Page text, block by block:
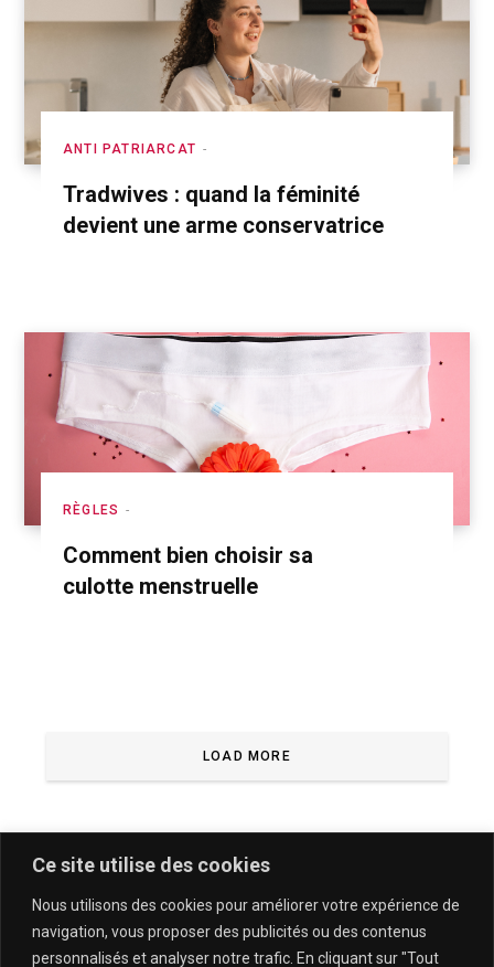
Ce site utilise des cookies
Nous utilisons des cookies pour améliorer votre expérience de
navigation, vous proposer des publicités ou des contenus
personnalisés et analyser notre trafic. En cliquant sur "Tout
ANTI PATRIARCAT
Tradwives : quand la féminité
devient une arme conservatrice
RÈGLES
Comment bien choisir sa
culotte menstruelle
LOAD MORE